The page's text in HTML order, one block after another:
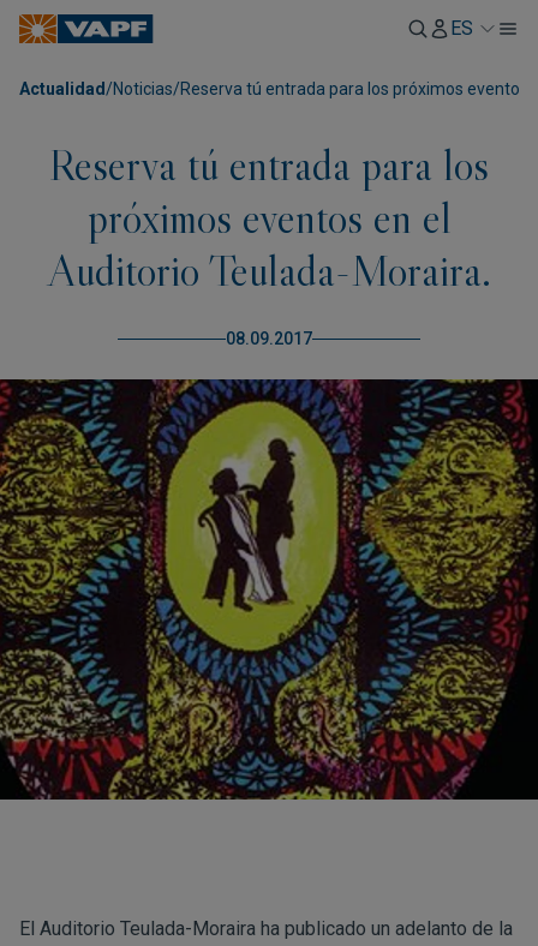
ES
Actualidad /Noticias/Reserva tú entrada para los próximos eventos
Reserva tú entrada para los
próximos eventos en el
Auditorio Teulada-Moraira.
08.09.2017
El Auditorio Teulada-Moraira ha publicado un adelanto de la